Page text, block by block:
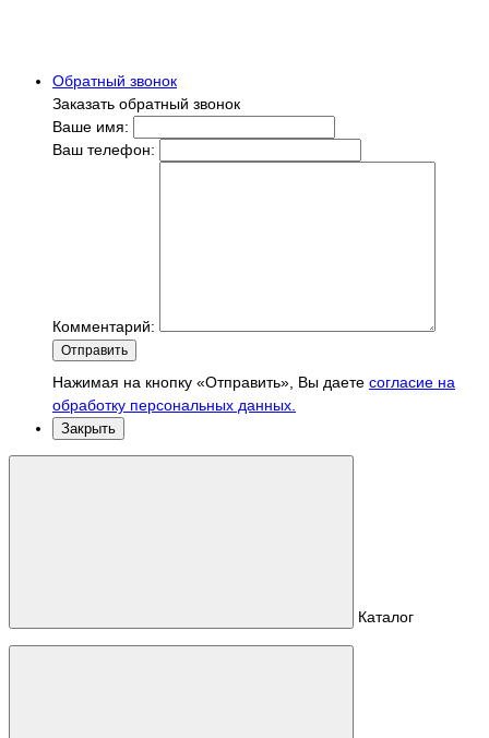
Обратный звонок
Заказать обратный звонок
Ваше имя:
Ваш телефон:
Комментарий:
Отправить
Нажимая на кнопку «Отправить», Вы даете согласие на
обработку персональных данных.
Закрыть
Каталог